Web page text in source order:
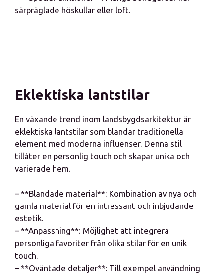
särpräglade höskullar eller loft.
Eklektiska lantstilar
En växande trend inom landsbygdsarkitektur är
eklektiska lantstilar som blandar traditionella
element med moderna influenser. Denna stil
tillåter en personlig touch och skapar unika och
varierade hem.
– **Blandade material**: Kombination av nya och
gamla material för en intressant och inbjudande
estetik.
– **Anpassning**: Möjlighet att integrera
personliga favoriter från olika stilar för en unik
touch.
– **Oväntade detaljer**: Till exempel användning